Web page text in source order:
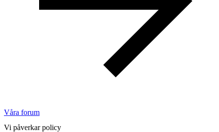
Våra forum
Vi påverkar policy